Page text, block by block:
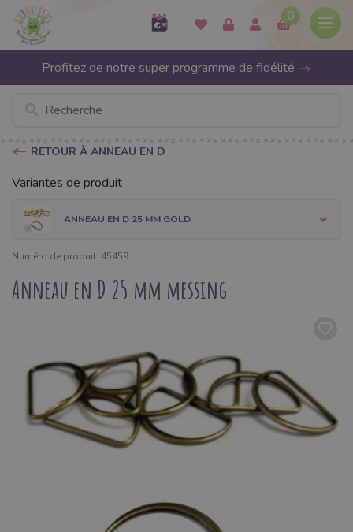
0
Profitez de notre super programme de fidélité
RETOUR À ANNEAU EN D
Variantes de produit
ANNEAU EN D 25 MM GOLD
Numéro de produit: 45459
Anneau en D 25 mm messing